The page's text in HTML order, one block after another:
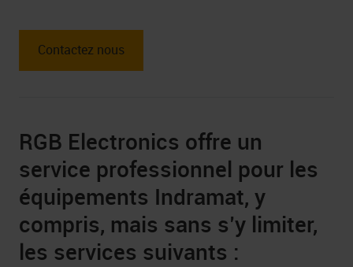
Contactez nous
RGB Electronics offre un
service professionnel pour les
équipements Indramat, y
compris, mais sans s’y limiter,
les services suivants :